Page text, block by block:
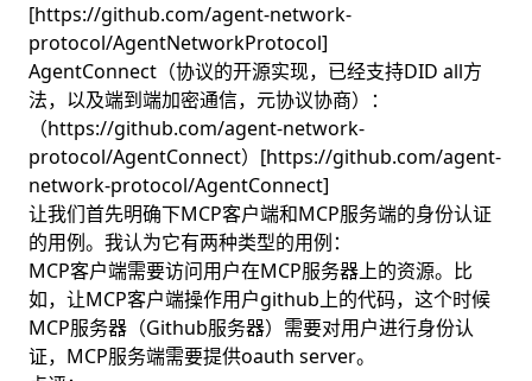
[https://github.com/agent-network-
protocol/AgentNetworkProtocol]
AgentConnect（协议的开源实现，已经支持DID all方
法，以及端到端加密通信，元协议协商）：
（https://github.com/agent-network-
protocol/AgentConnect）[https://github.com/agent-
network-protocol/AgentConnect]
让我们首先明确下MCP客户端和MCP服务端的身份认证
的用例。我认为它有两种类型的用例：
MCP客户端需要访问用户在MCP服务器上的资源。比
如，让MCP客户端操作用户github上的代码，这个时候
MCP服务器（Github服务器）需要对用户进行身份认
证，MCP服务端需要提供oauth server。